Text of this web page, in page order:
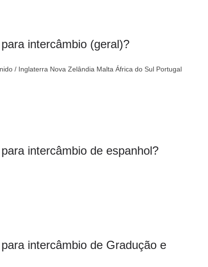
intercâmbio (geral)?
/ Inglaterra Nova Zelândia Malta África do Sul Portugal
intercâmbio de espanhol?
intercâmbio de Gradução e